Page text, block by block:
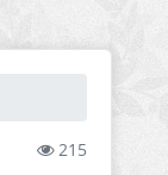
215